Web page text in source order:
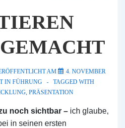
AM
4. NOVEMBER
IN FÜHRUNG
TAGGED WITH
, PRÄSENTATION
noch sichtbar – ich glaube,
in seinen ersten